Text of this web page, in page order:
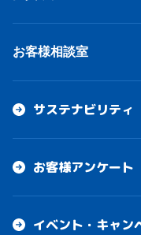
お客様相談室
サステナビリティ
お客様アンケート
イベント・キャン